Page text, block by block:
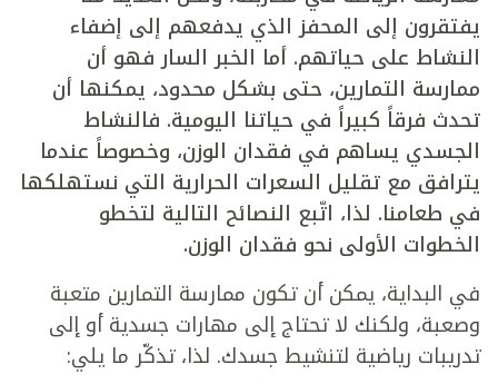
يفتقرون إلى المحفز الذي يدفعهم إلى إضفاء
النشاط على حياتهم. أما الخبر السار فهو أن
ممارسة التمارين، حتى بشكل محدود، يمكنها أن
تحدث فرقاً كبيراً في حياتنا اليومية. فالنشاط
الجسدي يساهم في فقدان الوزن، وخصوصاً عندما
يترافق مع تقليل السعرات الحرارية التي نستهلكها
في طعامنا. لذا، اتّبع النصائح التالية لتخطو
الخطوات الأولى نحو فقدان الوزن.
في البداية، يمكن أن تكون ممارسة التمارين متعبة
وصعبة، ولكنك لا تحتاج إلى مهارات جسدية أو إلى
تدريبات رياضية لتنشيط جسدك. لذا، تذكّر ما يلي: